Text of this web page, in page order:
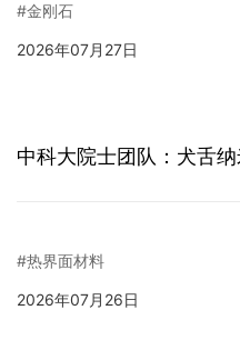
#金刚石
2026年07月27日
中科大院士团队：犬舌
#热界面材料
2026年07月26日